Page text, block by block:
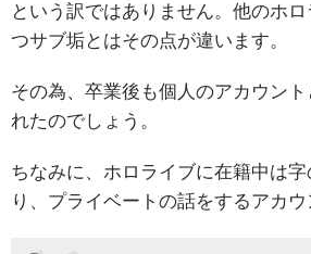
という訳ではありません。他のホ
つサブ垢とはその点が違います。
その為、卒業後も個人のアカウン
れたのでしょう。
ちなみに、ホロライブに在籍中は
り、プライベートの話をするアカウ